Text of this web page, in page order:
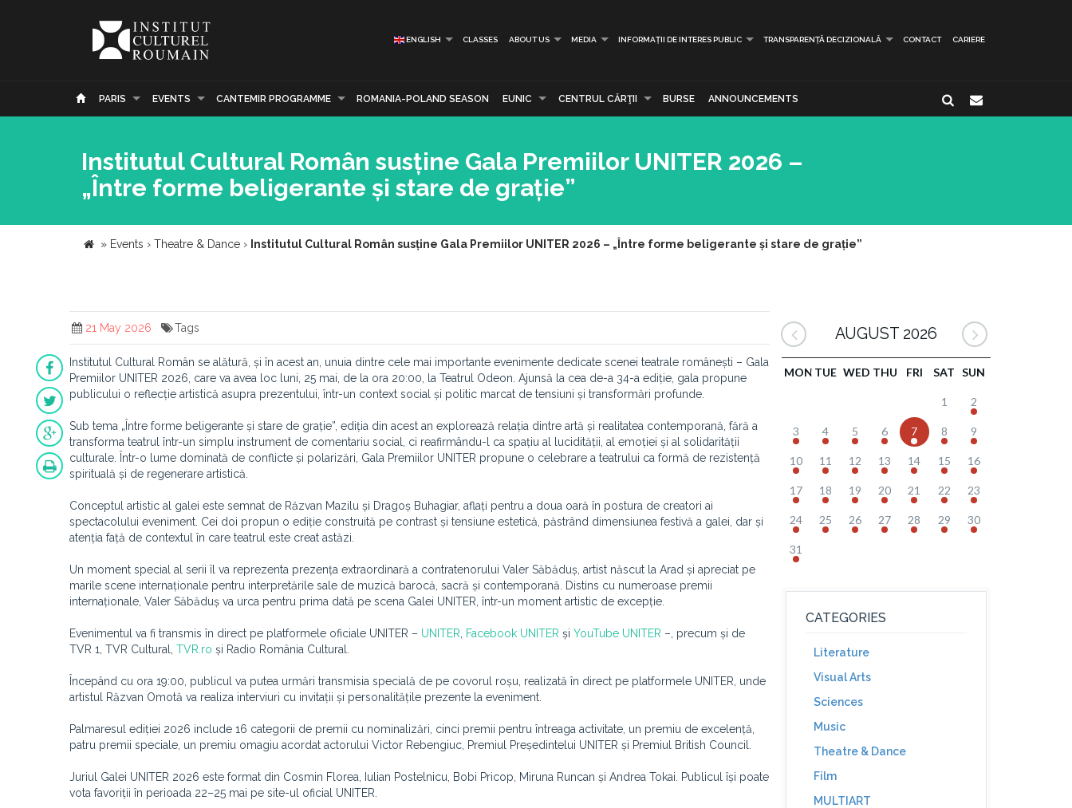
ENGLISH CLASSES ABOUT US MEDIA INFORMAȚII DE INTERES PUBLIC TRANSPARENȚĂ DECIZIONALĂ CONTACT CARIERE
PARIS EVENTS CANTEMIR PROGRAMME ROMANIA-POLAND SEASON EUNIC CENTRUL CĂRŢII BURSE ANNOUNCEMENTS
Institutul Cultural Român susține Gala Premiilor UNITER 2026 –
„Între forme beligerante și stare de grație”
» Events › Theatre & Dance › Institutul Cultural Român susține Gala Premiilor UNITER 2026 – „Între forme beligerante și stare de grație”
21 May 2026 Tags
Institutul Cultural Român se alătură, și în acest an, unuia dintre cele mai importante evenimente dedicate scenei teatrale românești – Gala
Premiilor UNITER 2026, care va avea loc luni, 25 mai, de la ora 20:00, la Teatrul Odeon. Ajunsă la cea de-a 34-a ediție, gala propune
publicului o reflecție artistică asupra prezentului, într-un context social și politic marcat de tensiuni și transformări profunde.
Sub tema „Între forme beligerante și stare de grație”, ediția din acest an explorează relația dintre artă și realitatea contemporană, fără a
transforma teatrul într-un simplu instrument de comentariu social, ci reafirmându-l ca spațiu al lucidității, al emoției și al solidarității
culturale. Într-o lume dominată de conflicte și polarizări, Gala Premiilor UNITER propune o celebrare a teatrului ca formă de rezistență
spirituală și de regenerare artistică.
Conceptul artistic al galei este semnat de Răzvan Mazilu și Dragoș Buhagiar, aflați pentru a doua oară în postura de creatori ai
spectacolului eveniment. Cei doi propun o ediție construită pe contrast și tensiune estetică, păstrând dimensiunea festivă a galei, dar și
atenția față de contextul în care teatrul este creat astăzi.
Un moment special al serii îl va reprezenta prezența extraordinară a contratenorului Valer Săbăduș, artist născut la Arad și apreciat pe
marile scene internaționale pentru interpretările sale de muzică barocă, sacră și contemporană. Distins cu numeroase premii
internaționale, Valer Săbăduș va urca pentru prima dată pe scena Galei UNITER, într-un moment artistic de excepție.
Evenimentul va fi transmis în direct pe platformele oficiale UNITER – UNITER Facebook UNITER și YouTube UNITER –, precum și de
TVR 1, TVR Cultural, TVR.ro și Radio România Cultural.
Începând cu ora 19:00, publicul va putea urmări transmisia specială de pe covorul roșu, realizată în direct pe platformele UNITER, unde
artistul Răzvan Omotă va realiza interviuri cu invitații și personalitățile prezente la eveniment.
Palmaresul ediției 2026 include 16 categorii de premii cu nominalizări, cinci premii pentru întreaga activitate, un premiu de excelență,
patru premii speciale, un premiu omagiu acordat actorului Victor Rebengiuc, Premiul Președintelui UNITER și Premiul British Council.
Juriul Galei UNITER 2026 este format din Cosmin Florea, Iulian Postelnicu, Bobi Pricop, Miruna Runcan și Andrea Tokai. Publicul își poate
vota favoriții în perioada 22–25 mai pe site-ul oficial UNITER.
AUGUST 2026
MON TUE WED THU FRI SAT SUN
1 2
3 4 5 6 7 8 9
10 11 12 13 14 15 16
17 18 19 20 21 22 23
24 25 26 27 28 29 30
31
CATEGORIES
Literature
Visual Arts
Sciences
Music
Theatre & Dance
Film
MULTIART